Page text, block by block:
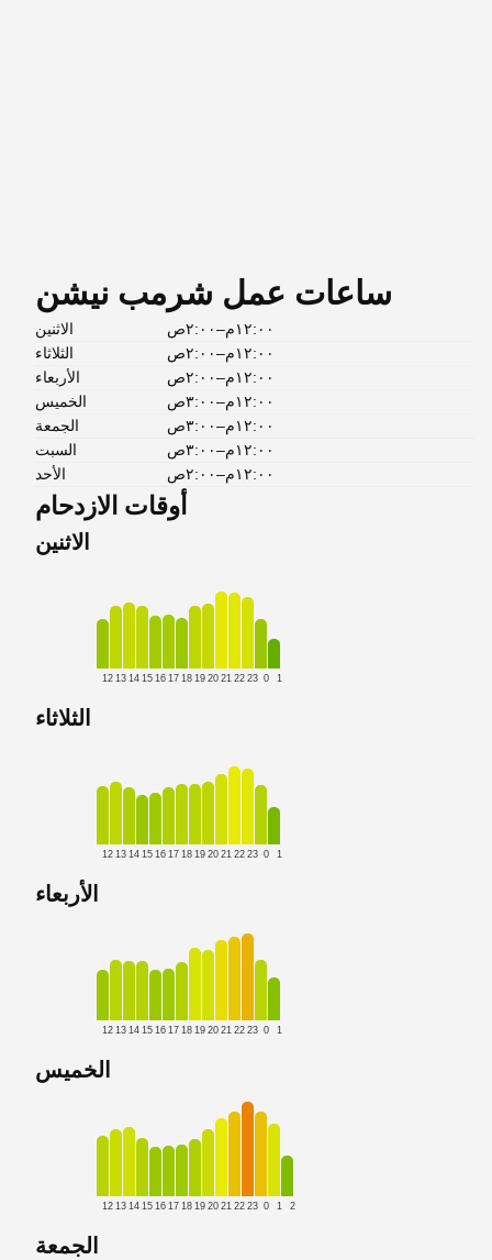
الاثنين
١٢:٠٠م–٢:٠٠ص
الثلاثاء
١٢:٠٠م–٢:٠٠ص
الأربعاء
١٢:٠٠م–٢:٠٠ص
الخميس
١٢:٠٠م–٣:٠٠ص
الجمعة
١٢:٠٠م–٣:٠٠ص
السبت
١٢:٠٠م–٣:٠٠ص
الأحد
١٢:٠٠م–٢:٠٠ص
أوقات الازدحام
الاثنين
12 13 14 15 16 17 18 19 20 21 22 23 0 1
الثلاثاء
12 13 14 15 16 17 18 19 20 21 22 23 0 1
الأربعاء
12 13 14 15 16 17 18 19 20 21 22 23 0 1
الخميس
12 13 14 15 16 17 18 19 20 21 22 23 0 1 2
الجمعة